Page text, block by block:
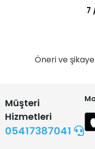
7
Öneri ve
Müşteri
Hizmetleri
05417387041